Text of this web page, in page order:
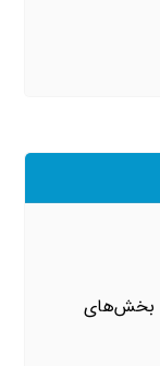
بخش‌های